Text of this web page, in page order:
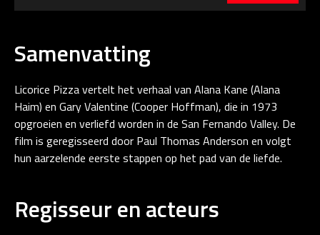
Samenvatting
Licorice Pizza vertelt het verhaal van Alana Kane (Alana
Haim) en Gary Valentine (Cooper Hoffman), die in 1973
opgroeien en verliefd worden in de San Fernando Valley. De
film is geregisseerd door Paul Thomas Anderson en volgt
hun aarzelende eerste stappen op het pad van de liefde.
Regisseur en acteurs